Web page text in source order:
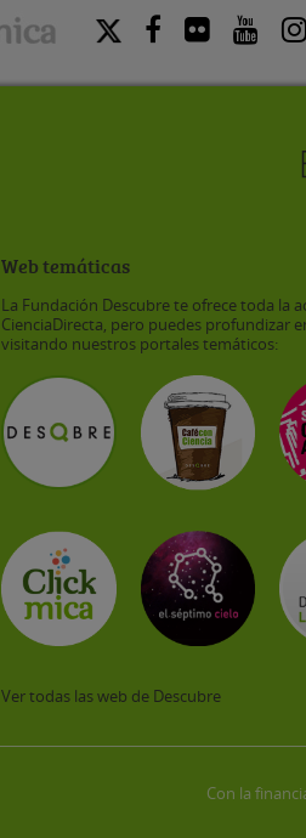
Web temáticas
La Fundación Descubre te ofrece toda la
CienciaDirecta, pero puedes profundizar
visitando nuestros portales temáticos:
Ver todas las web de Descubre
Con la